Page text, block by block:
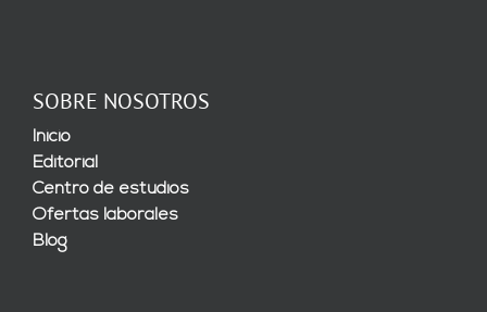
SOBRE NOSOTROS
Inicio
Editorial
Centro de estudios
Ofertas laborales
Blog